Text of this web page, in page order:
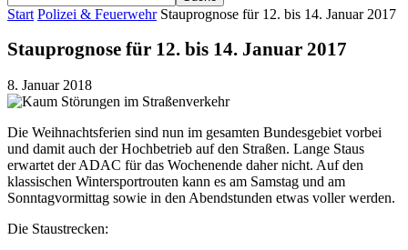
Start Polizei & Feuerwehr Stauprognose für 12. bis 14. Januar 2017
Stauprognose für 12. bis 14. Januar 2017
8. Januar 2018
Die Weihnachtsferien sind nun im gesamten Bundesgebiet vorbei
und damit auch der Hochbetrieb auf den Straßen. Lange Staus
erwartet der ADAC für das Wochenende daher nicht. Auf den
klassischen Wintersportrouten kann es am Samstag und am
Sonntagvormittag sowie in den Abendstunden etwas voller werden.
Die Staustrecken: